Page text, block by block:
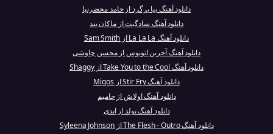
دانلود آهنگ بیا برگرد از حامد محضرنیا
دانلود آهنگ سادگیت از ماکان بند
دانلود آهنگ La La La از Sam Smith
دانلود آهنگ آخرین اتوبوس از محسن چاوشی
دانلود آهنگ Take You to the Cool از Shaggy
دانلود آهنگ Stir Fry از Migos
دانلود آهنگ اولاش از حامیم
دانلود آهنگ تولد از اندی
دانلود آهنگ The Flesh - Outro از Syleena Johnson